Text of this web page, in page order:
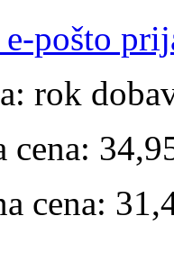
pošto
rok
cena:
cena: